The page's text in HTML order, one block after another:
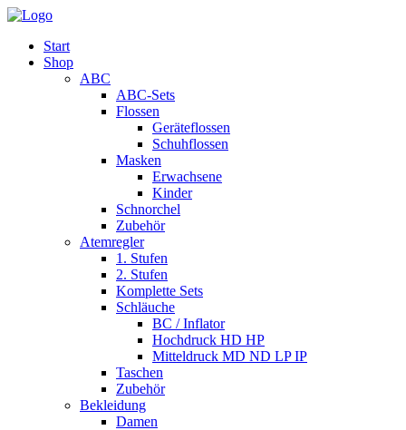
Start
Shop
ABC
ABC-Sets
Flossen
Geräteflossen
Schuhflossen
Masken
Erwachsene
Kinder
Schnorchel
Zubehör
Atemregler
1. Stufen
2. Stufen
Komplette Sets
Schläuche
BC / Inflator
Hochdruck HD HP
Mitteldruck MD ND LP IP
Taschen
Zubehör
Bekleidung
Damen